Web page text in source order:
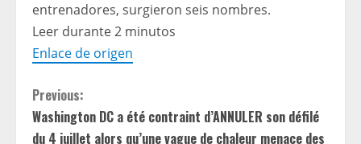
entrenadores, surgieron seis nombres.
Leer durante 2 minutos
Enlace de origen
C
o
Previous:
Washington DC a été contraint d’ANNULER son défilé
du 4 juillet alors qu’une vague de chaleur menace des